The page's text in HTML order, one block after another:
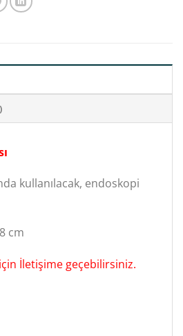
kullanılacak, endoskopi
cm
İletişime geçebilirsiniz.